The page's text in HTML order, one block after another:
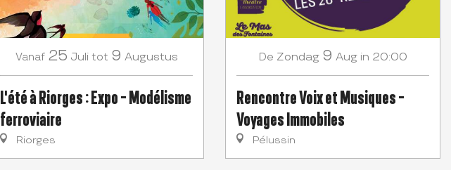
Vanaf 25 Juli tot 9 Augustus
L'été à Riorges : Expo - Modélisme
ferroviaire
Riorges
De Zondag 9 Aug in 20:00
Rencontre Voix et Musiques -
Voyages Immobiles
Pélussin